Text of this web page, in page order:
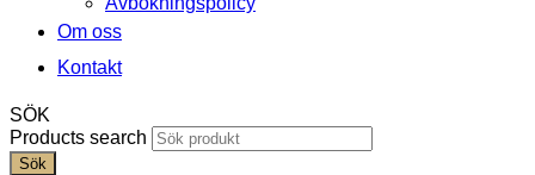
Om oss
Kontakt
SÖK
Products search
Sök